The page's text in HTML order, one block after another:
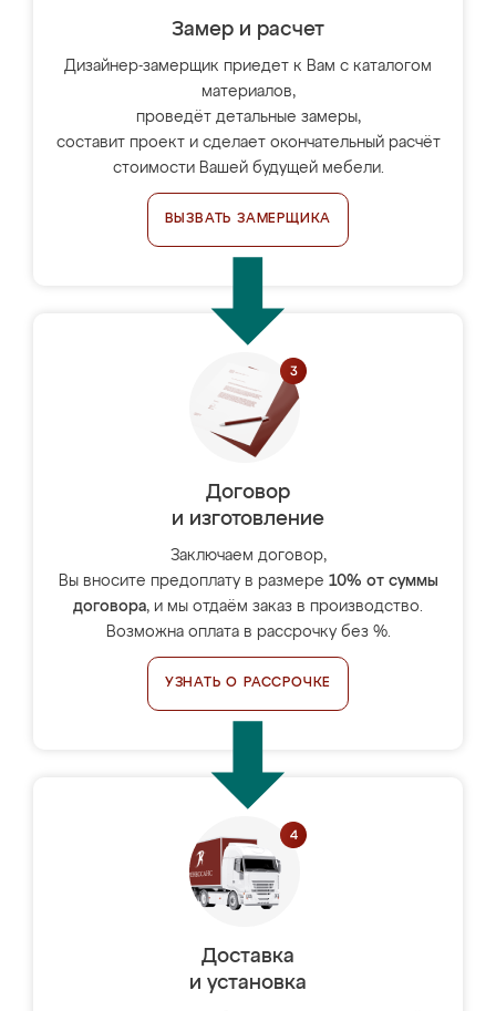
Замер и расчет
Дизайнер-замерщик приедет к Вам с каталогом
материалов,
проведёт детальные замеры,
составит проект и сделает окончательный расчёт
стоимости Вашей будущей мебели.
ВЫЗВАТЬ ЗАМЕРЩИКА
Договор
и изготовление
Заключаем договор,
Вы вносите предоплату в размере 10% от суммы
договора, и мы отдаём заказ в производство.
Возможна оплата в рассрочку без %.
УЗНАТЬ О РАССРОЧКЕ
Доставка
и установка